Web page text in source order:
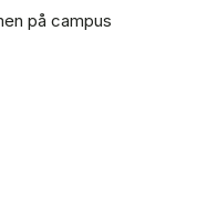
på campus